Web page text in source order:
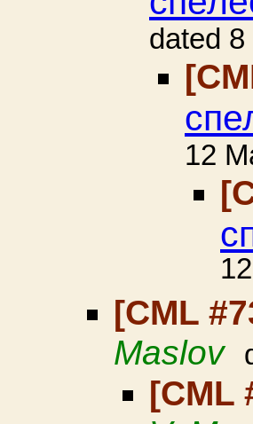
dated
12
[CML
Maslov
[CML